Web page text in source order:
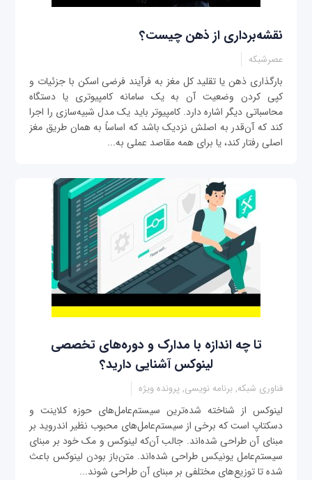
نقشه‌برداری از ذهن چیست؟
عصرشبکه
بارگذاری ذهن یا تقلید کل مغز به فرآیند فرضی اسکن با جزئیات و
کپی ‌کردن وضعیت آن به یک سامانه کامپیوتری یا دستگاه
محاسباتی دیگر اشاره دارد. کامپیوتر باید یک مدل شبیه‌سازی را اجرا
کند که آن‌قدر به اصلش نزدیک باشد که اساساً به همان طریق مغز
اصلی رفتار کند، یا برای همه مقاصد عملی به...
تا چه اندازه با مدارک و دوره‌های تخصصی
لینوکس آشنایی دارید؟
فناوری شبکه, برنامه نویسی, پرونده ویژه
‌لینوکس از شناخته شده‌ترین سیستم‌عامل‌های حوزه کلاینت و
دسکتاپ است که برخی از سیستم‌عامل‌های محبوب نظیر اندروید بر
مبنای آن طراحی شده‌اند. جالب آن‌که لینوکس و مک خود بر مبنای
سیستم‌عامل یونیکس طراحی شده‌اند. متن‌باز بودن لینوکس باعث
شده تا توزیع‌های مختلفی بر مبنای آن طراحی شوند...